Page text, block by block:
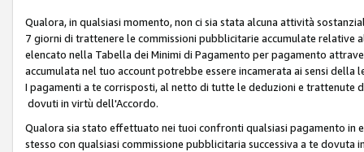
Qualora, in qualsiasi momento, non ci sia stata alcuna attività
7 giorni di trattenere le commissioni pubblicitarie accumulate
elencato nella Tabella dei Minimi di Pagamento per pagamento
accumulata nel tuo account potrebbe essere incamerata ai sensi
I pagamenti a te corrisposti, al netto di tutte le deduzioni e trattenute
dovuti in virtù dell'Accordo.
Qualora sia stato effettuato nei tuoi confronti qualsiasi pagamento in
stesso con qualsiasi commissione pubblicitaria successiva a te dovuta